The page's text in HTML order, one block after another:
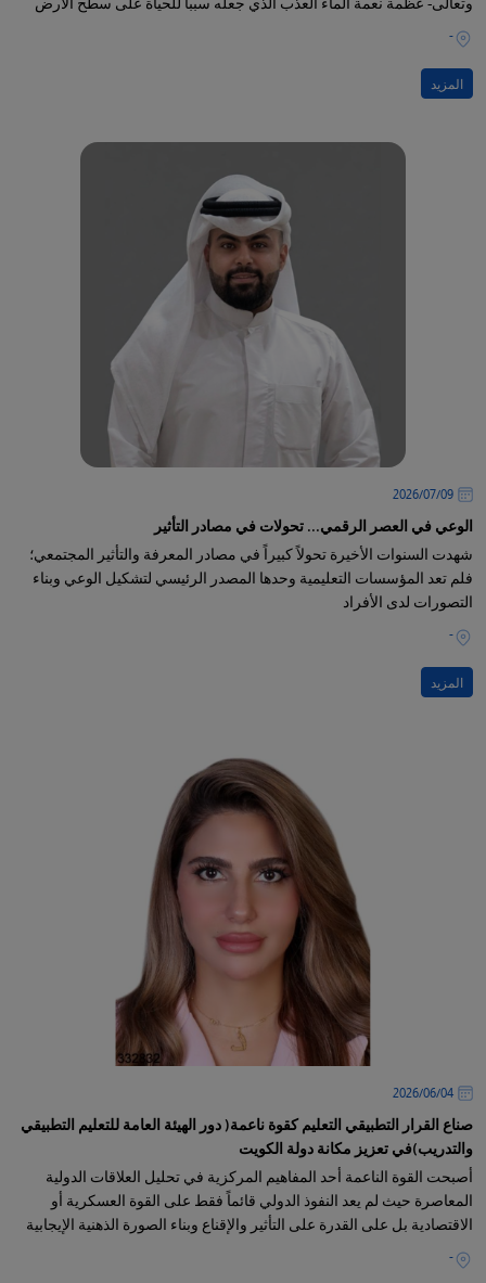
-
المزيد
09‏/07‏/2026
الوعي في العصر الرقمي... تحولات في مصادر التأثير
شهدت السنوات الأخيرة تحولاً كبيراً في مصادر المعرفة والتأثير المجتمعي؛
فلم تعد المؤسسات التعليمية وحدها المصدر الرئيسي لتشكيل الوعي وبناء
التصورات لدى الأفراد
-
المزيد
04‏/06‏/2026
صناع القرار التطبيقي التعليم كقوة ناعمة( دور الهيئة العامة للتعليم التطبيقي
والتدريب)في تعزيز مكانة دولة الكويت
أصبحت القوة الناعمة أحد المفاهيم المركزية في تحليل العلاقات الدولية
المعاصرة حيث لم يعد النفوذ الدولي قائماً فقط على القوة العسكرية أو
الاقتصادية بل على القدرة على التأثير والإقناع وبناء الصورة الذهنية الإيجابية
-